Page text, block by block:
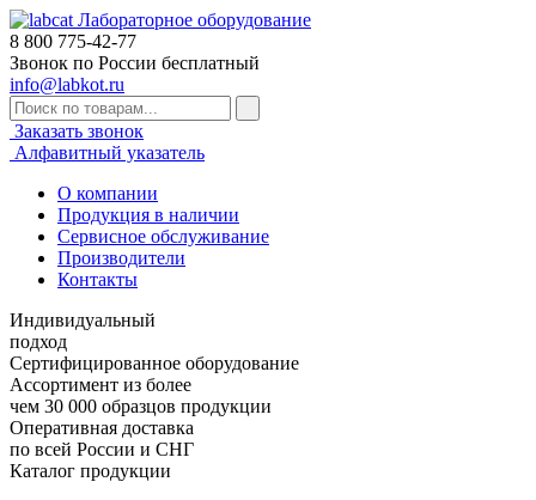
Лабораторное оборудование
8 800 775-42-77
Звонок по России бесплатный
info@labkot.ru
Заказать звонок
Алфавитный указатель
О компании
Продукция в наличии
Сервисное обслуживание
Производители
Контакты
Индивидуальный
подход
Сертифицированное оборудование
Ассортимент из более
чем 30 000 образцов продукции
Оперативная доставка
по всей России и СНГ
Каталог продукции